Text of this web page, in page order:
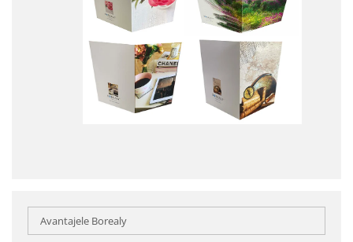
Avantajele Borealy